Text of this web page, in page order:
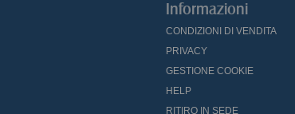
Informazioni
CONDIZIONI DI VENDITA
PRIVACY
GESTIONE COOKIE
HELP
RITIRO IN SEDE